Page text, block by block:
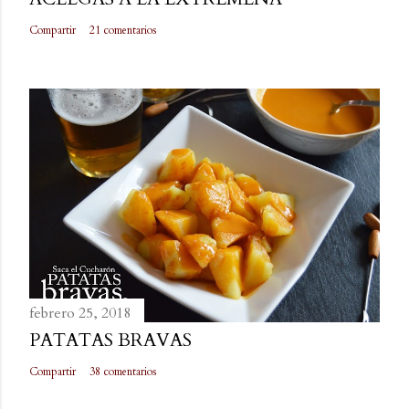
Compartir 21 comentarios
febrero 25, 2018
PATATAS BRAVAS
Compartir 38 comentarios